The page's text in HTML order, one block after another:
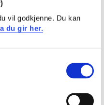
vil godkjenne. Du kan
du gir her.
7,5 sp
7,5 sp